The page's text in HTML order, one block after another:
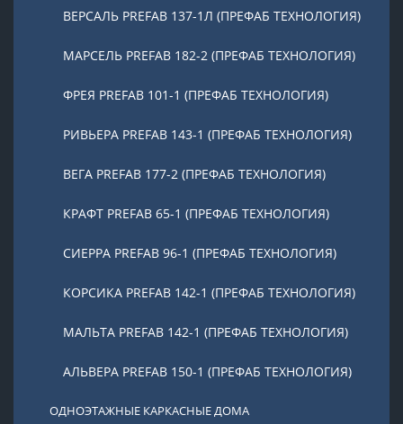
ВЕРСАЛЬ PREFAB 137-1Л (ПРЕФАБ ТЕХНОЛОГИЯ)
МАРСЕЛЬ PREFAB 182-2 (ПРЕФАБ ТЕХНОЛОГИЯ)
ФРЕЯ PREFAB 101-1 (ПРЕФАБ ТЕХНОЛОГИЯ)
РИВЬЕРА PREFAB 143-1 (ПРЕФАБ ТЕХНОЛОГИЯ)
ВЕГА PREFAB 177-2 (ПРЕФАБ ТЕХНОЛОГИЯ)
КРАФТ PREFAB 65-1 (ПРЕФАБ ТЕХНОЛОГИЯ)
СИЕРРА PREFAB 96-1 (ПРЕФАБ ТЕХНОЛОГИЯ)
КОРСИКА PREFAB 142-1 (ПРЕФАБ ТЕХНОЛОГИЯ)
МАЛЬТА PREFAB 142-1 (ПРЕФАБ ТЕХНОЛОГИЯ)
АЛЬВЕРА PREFAB 150-1 (ПРЕФАБ ТЕХНОЛОГИЯ)
ОДНОЭТАЖНЫЕ КАРКАСНЫЕ ДОМА